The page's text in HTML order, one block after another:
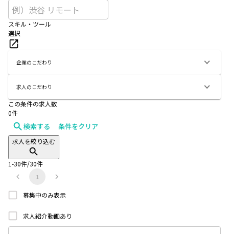
スキル・ツール
選択
企業のこだわり
求人のこだわり
この条件の求人数
0件
検索する 条件をクリア
求人を絞り込む
1-30件/30件
1
募集中のみ表示
求人紹介動画あり